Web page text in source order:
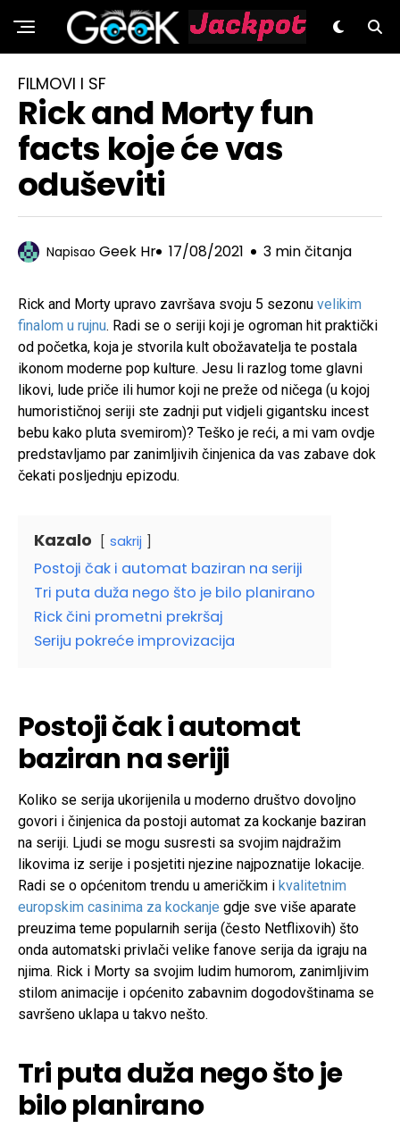
GeeK.hr
FILMOVI I SF
Rick and Morty fun
facts koje će vas
oduševiti
Napisao Geek Hr 17/08/2021 3 min čitanja
Rick and Morty upravo završava svoju 5 sezonu velikim
finalom u rujnu. Radi se o seriji koji je ogroman hit praktički
od početka, koja je stvorila kult obožavatelja te postala
ikonom moderne pop kulture. Jesu li razlog tome glavni
likovi, lude priče ili humor koji ne preže od ničega (u kojoj
humorističnoj seriji ste zadnji put vidjeli gigantsku incest
bebu kako pluta svemirom)? Teško je reći, a mi vam ovdje
predstavljamo par zanimljivih činjenica da vas zabave dok
čekati posljednju epizodu.
Kazalo sakrij
Postoji čak i automat baziran na seriji
Tri puta duža nego što je bilo planirano
Rick čini prometni prekršaj
Seriju pokreće improvizacija
Postoji čak i automat
baziran na seriji
Koliko se serija ukorijenila u moderno društvo dovoljno
govori i činjenica da postoji automat za kockanje baziran
na seriji. Ljudi se mogu susresti sa svojim najdražim
likovima iz serije i posjetiti njezine najpoznatije lokacije.
Radi se o općenitom trendu u američkim i kvalitetnim
europskim casinima za kockanje gdje sve više aparate
preuzima teme popularnih serija (često Netflixovih) što
onda automatski privlači velike fanove serija da igraju na
njima. Rick i Morty sa svojim ludim humorom, zanimljivim
stilom animacije i općenito zabavnim dogodovštinama se
savršeno uklapa u takvo nešto.
Tri puta duža nego što je
bilo planirano